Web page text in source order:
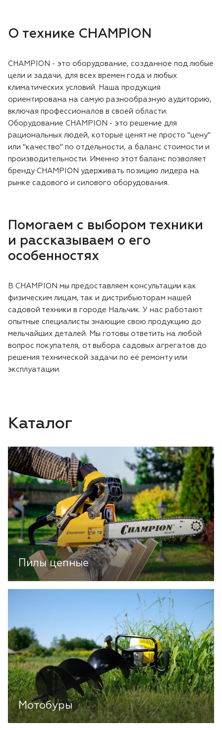
О технике CHAMPION
CHAMPION - это оборудование, созданное под любые
цели и задачи, для всех времен года и любых
климатических условий. Наша продукция
ориентирована на самую разнообразную аудиторию,
включая профессионалов в своей области.
Оборудование CHAMPION - это решение для
рациональных людей, которые ценят не просто "цену"
или "качество" по отдельности, а баланс стоимости и
производительности. Именно этот баланс позволяет
бренду CHAMPION удерживать позицию лидера на
рынке садового и силового оборудования.
Помогаем с выбором техники
и рассказываем о его
особенностях
В CHAMPION мы предоставляем консультации как
физическим лицам, так и дистрибьюторам нашей
садовой техники в городе Нальчик. У нас работают
опытные специалисты знающие свою продукцию до
мельчайших деталей. Мы готовы ответить на любой
вопрос покупателя, от выбора садовых агрегатов до
решения технической задачи по её ремонту или
эксплуатации.
Каталог
Пилы цепные
Мотобуры